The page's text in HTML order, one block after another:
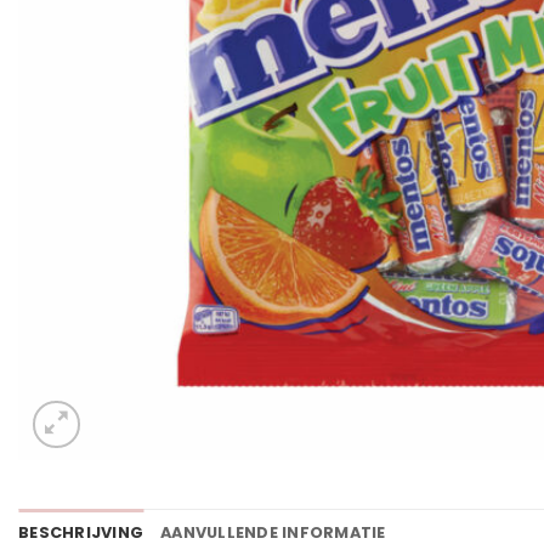
BESCHRIJVING AANVULLENDE INFORMATIE